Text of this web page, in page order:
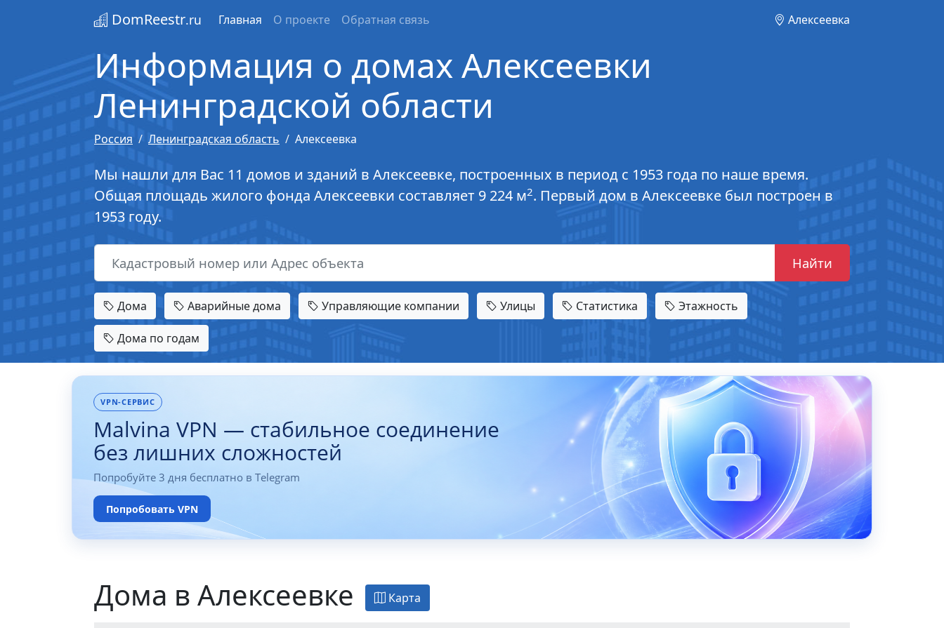
DomReestr.ru Главная О проекте Обратная связь Алексеевка
Информация о домах Алексеевки
Ленинградской области
Россия Ленинградская область Алексеевка
Мы нашли для Вас 11 домов и зданий в Алексеевке, построенных в период с 1953 года по наше время.
Общая площадь жилого фонда Алексеевки составляет 9 224 м2. Первый дом в Алексеевке был построен в
1953 году.
Найти
Дома Аварийные дома Управляющие компании Улицы Статистика Этажность
Дома по годам
VPN-СЕРВИС
Malvina VPN — стабильное соединение
без лишних сложностей
Попробуйте 3 дня бесплатно в Telegram
Попробовать VPN
Дома в Алексеевке Карта